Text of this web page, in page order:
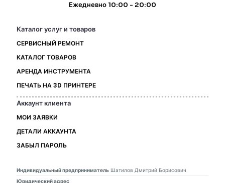
Ежедневно 10:00 - 20:00
Каталог услуг и товаров
СЕРВИСНЫЙ РЕМОНТ
КАТАЛОГ ТОВАРОВ
АРЕНДА ИНСТРУМЕНТА
ПЕЧАТЬ НА 3D ПРИНТЕРЕ
Аккаунт клиента
МОИ ЗАЯВКИ
ДЕТАЛИ АККАУНТА
ЗАБЫЛ ПАРОЛЬ
Индивидуальный предприниматель Шатилов Дмитрий Борисович
Юридический адрес